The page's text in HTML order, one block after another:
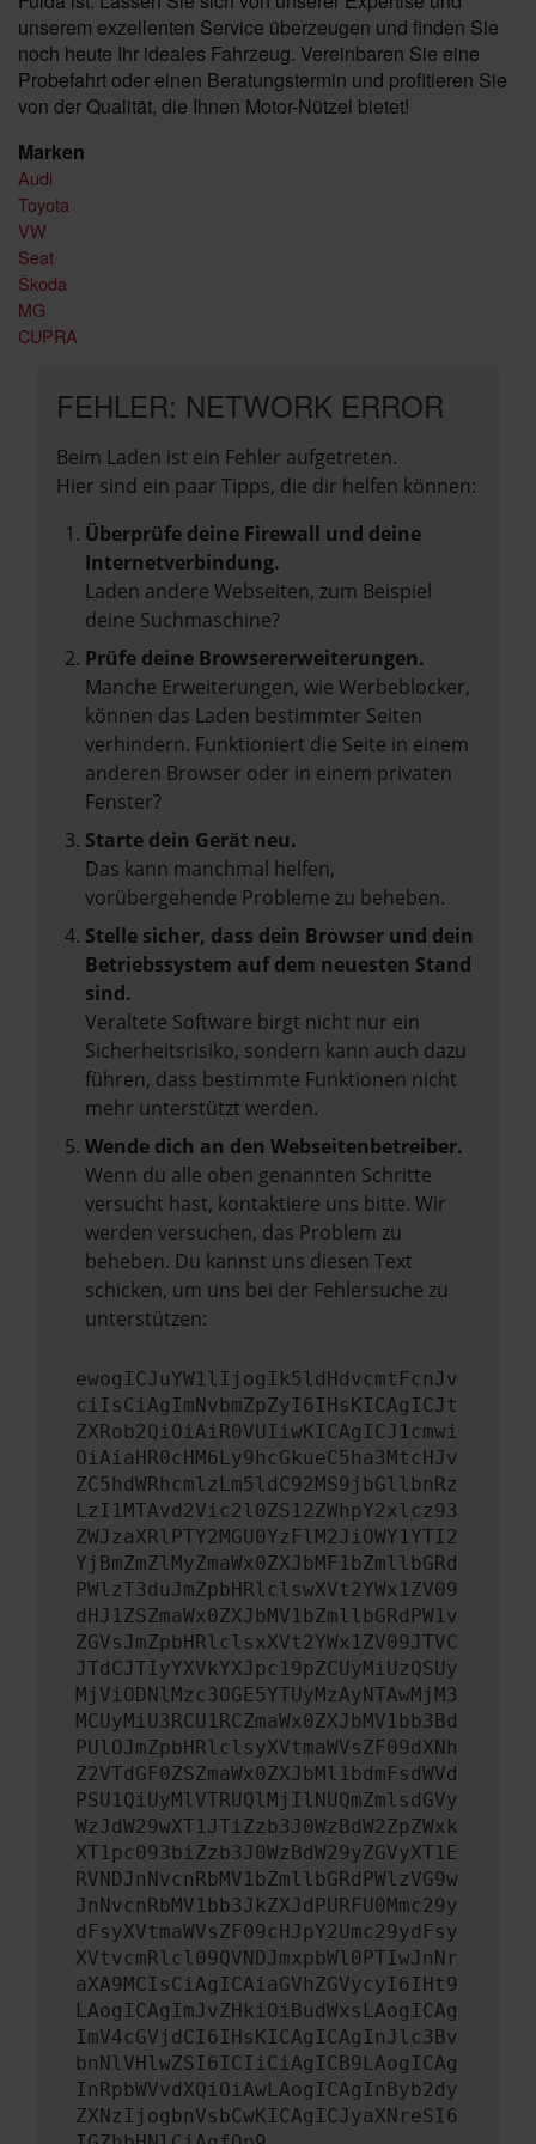
unserem exzellenten Service überzeugen und finden Sie
noch heute Ihr ideales Fahrzeug. Vereinbaren Sie eine
Probefahrt oder einen Beratungstermin und profitieren Sie
von der Qualität, die Ihnen Motor-Nützel bietet!
Marken
Audi
Toyota
VW
Seat
Škoda
MG
CUPRA
FEHLER: NETWORK ERROR
Beim Laden ist ein Fehler aufgetreten.
Hier sind ein paar Tipps, die dir helfen können:
Überprüfe deine Firewall und deine
Internetverbindung.
Laden andere Webseiten, zum Beispiel
deine Suchmaschine?
Prüfe deine Browsererweiterungen.
Manche Erweiterungen, wie Werbeblocker,
können das Laden bestimmter Seiten
verhindern. Funktioniert die Seite in einem
anderen Browser oder in einem privaten
Fenster?
Starte dein Gerät neu.
Das kann manchmal helfen,
vorübergehende Probleme zu beheben.
Stelle sicher, dass dein Browser und dein
Betriebssystem auf dem neuesten Stand
sind.
Veraltete Software birgt nicht nur ein
Sicherheitsrisiko, sondern kann auch dazu
führen, dass bestimmte Funktionen nicht
mehr unterstützt werden.
Wende dich an den Webseitenbetreiber.
Wenn du alle oben genannten Schritte
versucht hast, kontaktiere uns bitte. Wir
werden versuchen, das Problem zu
beheben. Du kannst uns diesen Text
schicken, um uns bei der Fehlersuche zu
unterstützen:
ewogICJuYW1lIjogIk5ldHdvcmtFcnJv
ciIsCiAgImNvbmZpZyI6IHsKICAgICJt
ZXRob2QiOiAiR0VUIiwKICAgICJ1cmwi
OiAiaHR0cHM6Ly9hcGkueC5ha3MtcHJv
ZC5hdWRhcmlzLm5ldC92MS9jbGllbnRz
LzI1MTAvd2Vic2l0ZS12ZWhpY2xlcz93
ZWJzaXRlPTY2MGU0YzFlM2JiOWY1YTI2
YjBmZmZlMyZmaWx0ZXJbMF1bZmllbGRd
PWlzT3duJmZpbHRlclswXVt2YWx1ZV09
dHJ1ZSZmaWx0ZXJbMV1bZmllbGRdPW1v
ZGVsJmZpbHRlclsxXVt2YWx1ZV09JTVC
JTdCJTIyYXVkYXJpc19pZCUyMiUzQSUy
MjViODNlMzc3OGE5YTUyMzAyNTAwMjM3
MCUyMiU3RCU1RCZmaWx0ZXJbMV1bb3Bd
PUlOJmZpbHRlclsyXVtmaWVsZF09dXNh
Z2VTdGF0ZSZmaWx0ZXJbMl1bdmFsdWVd
PSU1QiUyMlVTRUQlMjIlNUQmZmlsdGVy
WzJdW29wXT1JTiZzb3J0WzBdW2ZpZWxk
XT1pc093biZzb3J0WzBdW29yZGVyXT1E
RVNDJnNvcnRbMV1bZmllbGRdPWlzVG9w
JnNvcnRbMV1bb3JkZXJdPURFU0Mmc29y
dFsyXVtmaWVsZF09cHJpY2Umc29ydFsy
XVtvcmRlcl09QVNDJmxpbWl0PTIwJnNr
aXA9MCIsCiAgICAiaGVhZGVycyI6IHt9
LAogICAgImJvZHkiOiBudWxsLAogICAg
ImV4cGVjdCI6IHsKICAgICAgInJlc3Bv
bnNlVHlwZSI6ICIiCiAgICB9LAogICAg
InRpbWVvdXQiOiAwLAogICAgInByb2dy
ZXNzIjogbnVsbCwKICAgICJyaXNreSI6